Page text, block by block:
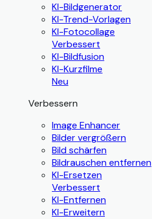
KI-Bildgenerator
KI-Trend-Vorlagen
KI-Fotocollage
Verbessert
KI-Bildfusion
KI-Kurzfilme
Neu
Verbessern
Image Enhancer
Bilder vergrößern
Bild schärfen
Bildrauschen entfernen
KI-Ersetzen
Verbessert
KI-Entfernen
KI-Erweitern